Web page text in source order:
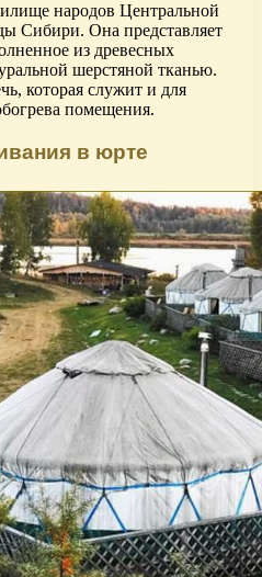
народов Центральной
Сибири. Она представляет
из древесных
шерстяной тканью.
которая служит и для
помещения.
в юрте